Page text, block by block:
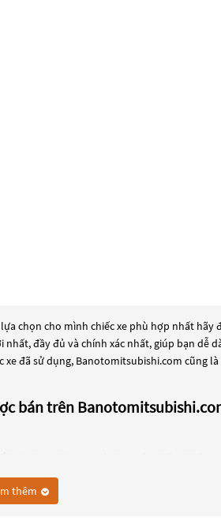
chọn cho mình chiếc xe phù hợp nhất
đầy đủ và chính xác nhất, giúp bạn dễ
đã sử dụng, Banotomitsubishi.com cũng
bán trên
Xe ô tô Mitsubishi Outlander Sport 2.0 CVT
Outlander Sport 2.0 CVT Premium
thêm